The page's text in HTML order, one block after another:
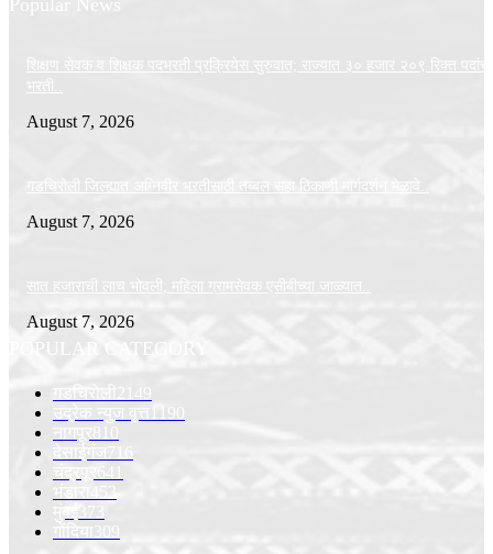
Popular News
शिक्षण सेवक व शिक्षक पदभरती प्रक्रियेस सुरुवात; राज्यात ३० हजार २०९ रिक्त पदांची
भरती..
August 7, 2026
गडचिरोली जिल्ह्यात अग्निवीर भरतीसाठी तब्बल सहा ठिकाणी मार्गदर्शन मेळावे..
August 7, 2026
सात हजाराची लाच भोवली; महिला ग्रामसेवक एसीबीच्या जाळ्यात..
August 7, 2026
POPULAR CATEGORY
गडचिरोली
2149
उद्रेक न्युज वृत्त
1190
नागपूर 810
देसाईगंज
चंद्रपूर
641
भंडारा
मुंबई
373
गोंदिया
309